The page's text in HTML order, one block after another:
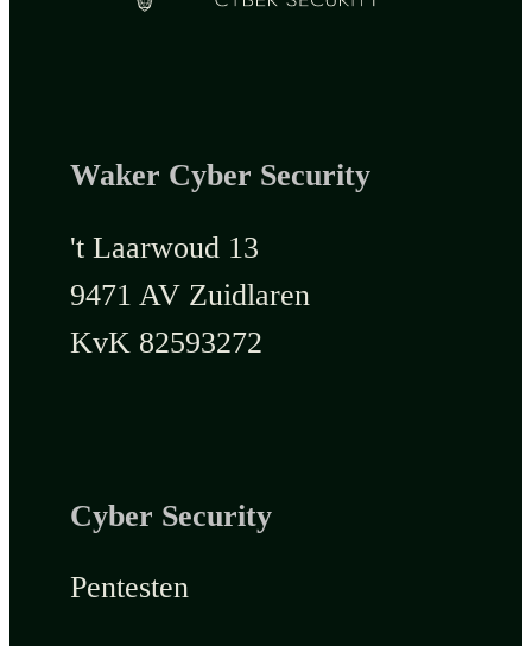
Waker Cyber Security
't Laarwoud 13
9471 AV Zuidlaren
KvK 82593272
Cyber Security
Pentesten